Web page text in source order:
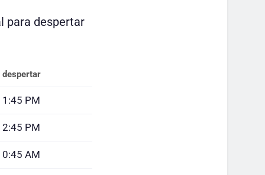
para despertar
despertar
PM
PM
AM